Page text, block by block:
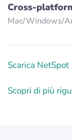
Cross-
Mac/Windows/
Scarica
Scopri di più